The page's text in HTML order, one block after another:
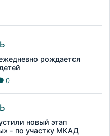
рождается
0
новый этап
- по участку МКАД